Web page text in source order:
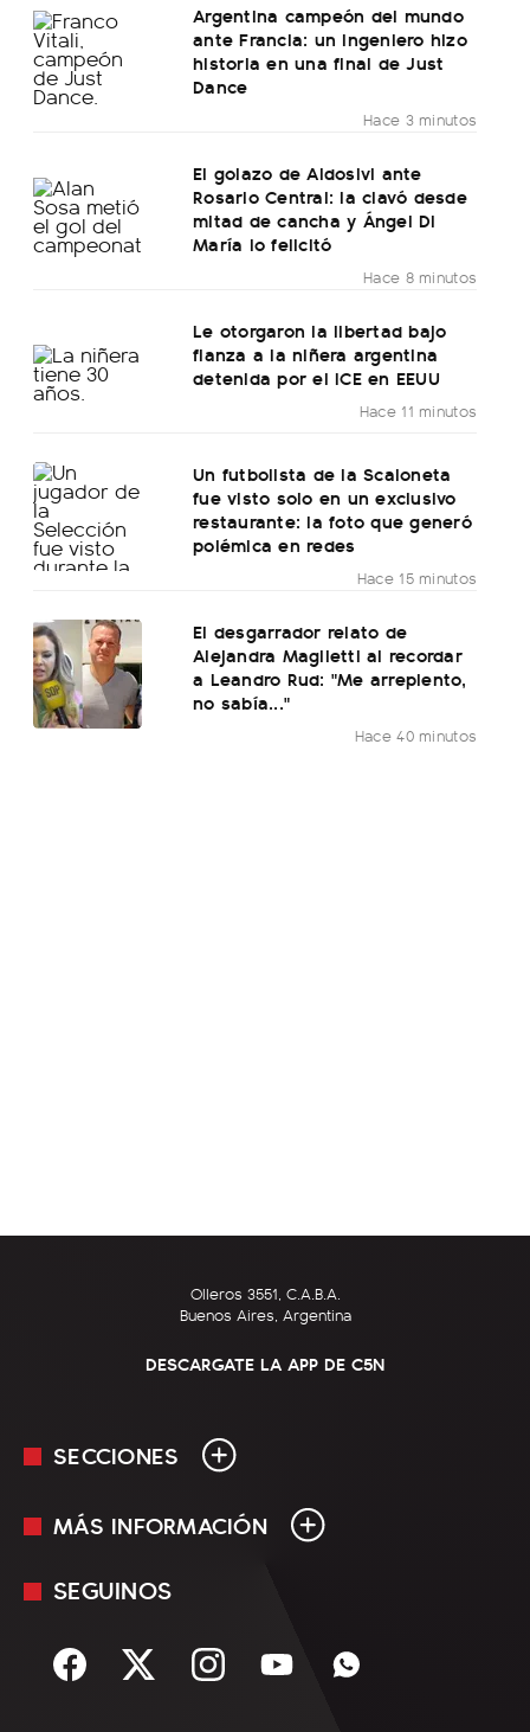
Argentina campeón del mundo
ante Francia: un ingeniero hizo
historia en una final de Just
Dance
Hace 3 minutos
El golazo de Aldosivi ante
Rosario Central: la clavó desde
mitad de cancha y Ángel Di
María lo felicitó
Hace 8 minutos
Le otorgaron la libertad bajo
fianza a la niñera argentina
detenida por el ICE en EEUU
Hace 11 minutos
Un futbolista de la Scaloneta
fue visto solo en un exclusivo
restaurante: la foto que generó
polémica en redes
Hace 15 minutos
El desgarrador relato de
Alejandra Maglietti al recordar
a Leandro Rud: "Me arrepiento,
no sabía..."
Hace 40 minutos
Olleros 3551, C.A.B.A.
Buenos Aires, Argentina
DESCARGATE LA APP DE C5N
SECCIONES
En Vivo
Sociedad
MÁS INFORMACIÓN
Mediakit
Términos y condiciones
SEGUINOS